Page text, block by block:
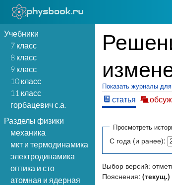
Учебники
7 класс
8 класс
9 класс
10 класс
11 класс
горбацевич с.а.
Разделы физики
механика
мкт и термодинамика
электродинамика
оптика и сто
атомная и ядерная
Показать журналы
статья
Просмотреть
С года (и ранее):
Выбор версий:
Пояснения: (текущ.)